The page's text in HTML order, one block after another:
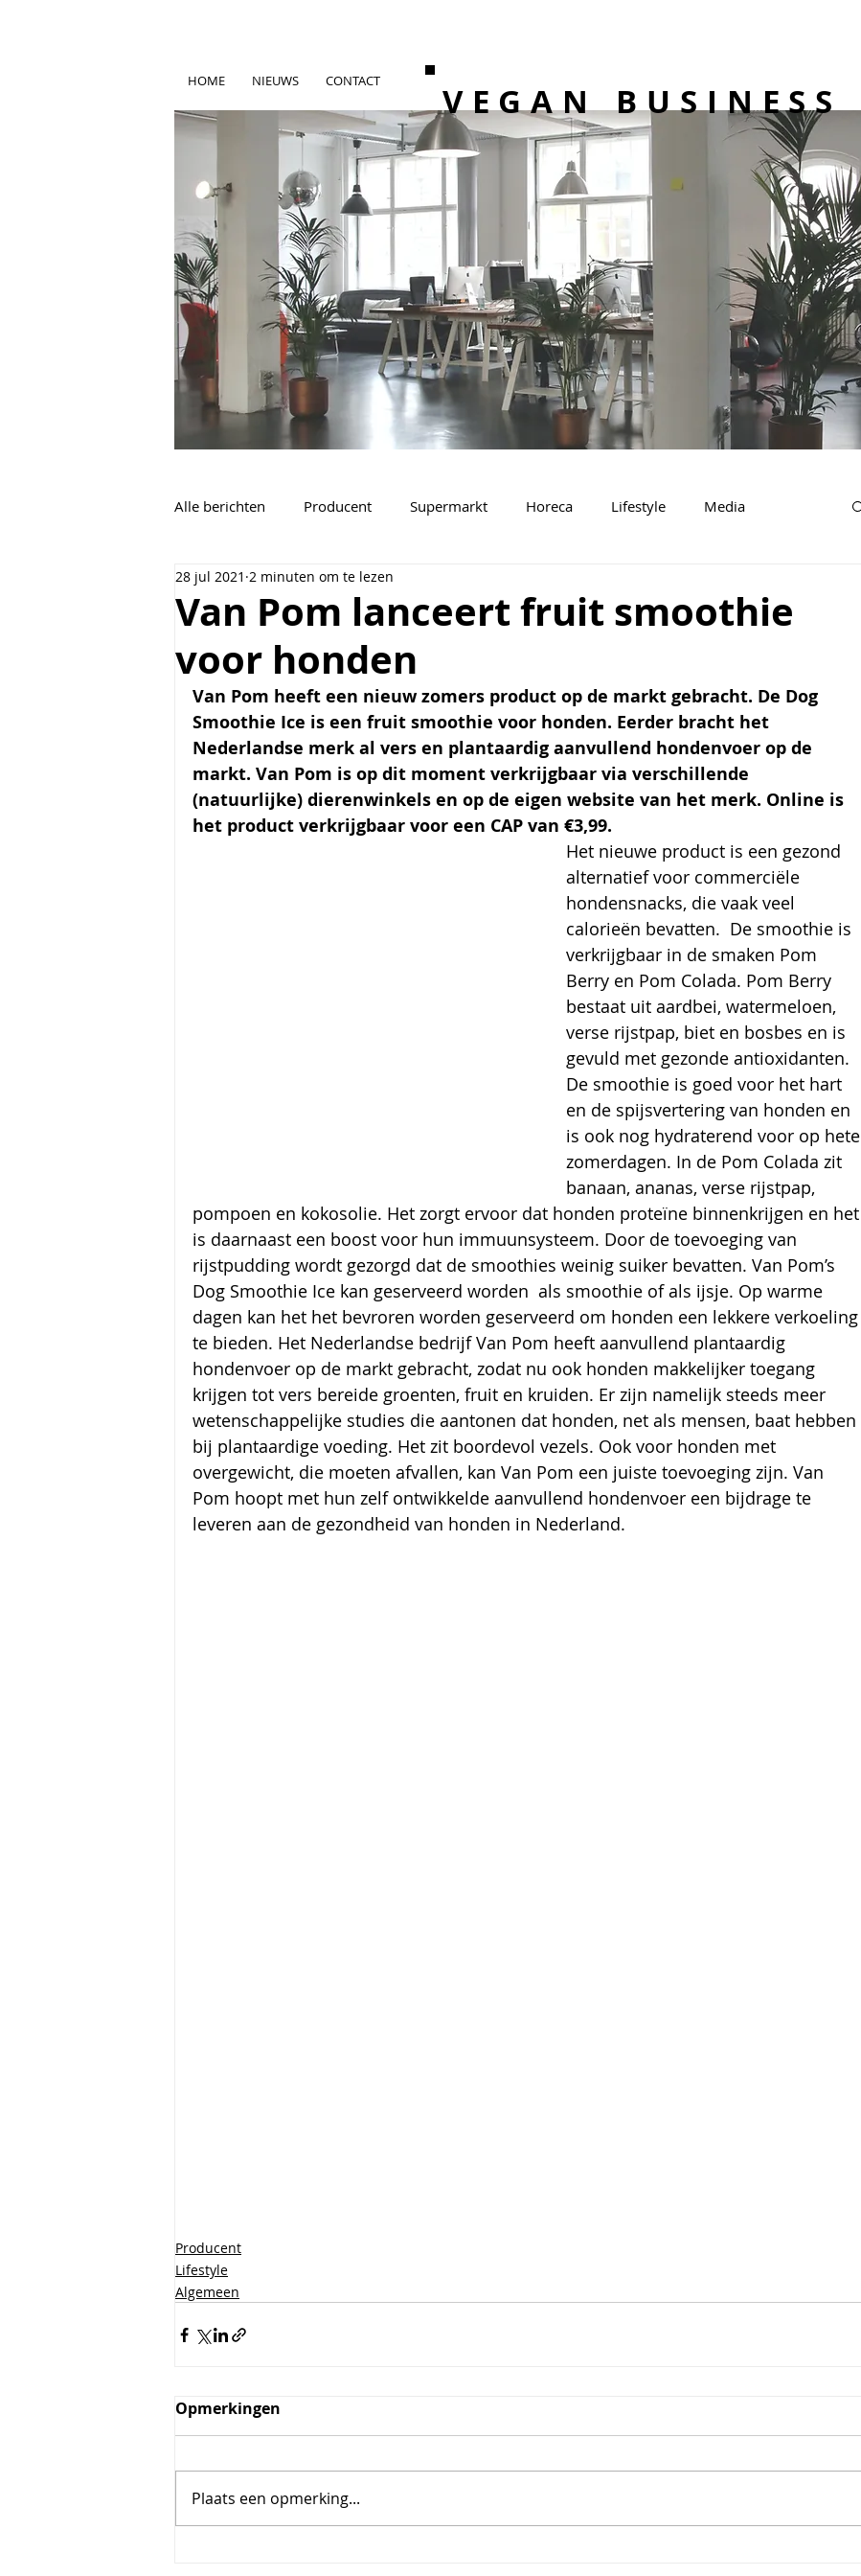
HOME NIEUWS CONTACT VEGAN BUSINESS
Alle berichten Producent Supermarkt Horeca Lifestyle Media
Vacatures Algemeen
Van Pom lanceert fruit smoothie
voor honden
28 jul 2021 2 minuten om te lezen
Van Pom heeft een nieuw zomers product op de markt gebracht. De Dog
Smoothie Ice is een fruit smoothie voor honden. Eerder bracht het
Nederlandse merk al vers en plantaardig aanvullend hondenvoer op de
markt. Van Pom is op dit moment verkrijgbaar via verschillende
(natuurlijke) dierenwinkels en op de eigen website van het merk. Online is
het product verkrijgbaar voor een CAP van €3,99.
Het nieuwe product is een gezond
alternatief voor commerciële
hondensnacks, die vaak veel
calorieën bevatten.  De smoothie is
verkrijgbaar in de smaken Pom
Berry en Pom Colada. Pom Berry
bestaat uit aardbei, watermeloen,
verse rijstpap, biet en bosbes en is
gevuld met gezonde antioxidanten.
De smoothie is goed voor het hart
en de spijsvertering van honden en
is ook nog hydraterend voor op hete
zomerdagen. In de Pom Colada zit
banaan, ananas, verse rijstpap,
pompoen en kokosolie. Het zorgt ervoor dat honden proteïne binnenkrijgen en het
is daarnaast een boost voor hun immuunsysteem. Door de toevoeging van
rijstpudding wordt gezorgd dat de smoothies weinig suiker bevatten. Van Pom’s
Dog Smoothie Ice kan geserveerd worden  als smoothie of als ijsje. Op warme
dagen kan het het bevroren worden geserveerd om honden een lekkere verkoeling
te bieden. Het Nederlandse bedrijf Van Pom heeft aanvullend plantaardig
hondenvoer op de markt gebracht, zodat nu ook honden makkelijker toegang
krijgen tot vers bereide groenten, fruit en kruiden. Er zijn namelijk steeds meer
wetenschappelijke studies die aantonen dat honden, net als mensen, baat hebben
bij plantaardige voeding. Het zit boordevol vezels. Ook voor honden met
overgewicht, die moeten afvallen, kan Van Pom een juiste toevoeging zijn. Van
Pom hoopt met hun zelf ontwikkelde aanvullend hondenvoer een bijdrage te
leveren aan de gezondheid van honden in Nederland.
Producent
Lifestyle
Algemeen
Opmerkingen
Plaats een opmerking...